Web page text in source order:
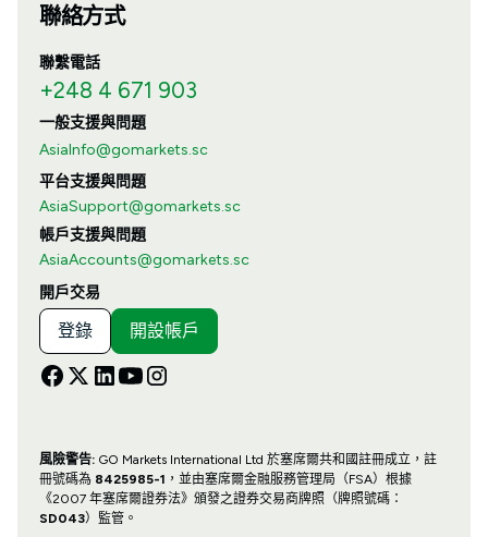
聯絡方式
聯繫電話
+248 4 671 903
一般支援與問題
AsiaInfo@gomarkets.sc
平台支援與問題
AsiaSupport@gomarkets.sc
帳戶支援與問題
AsiaAccounts@gomarkets.sc
開戶交易
登錄 開設帳戶
風險警告:GO Markets International Ltd 於塞席爾共和國註冊成立，註
冊號碼為 8425985-1 ，並由塞席爾金融服務管理局（FSA）根據
《2007 年塞席爾證券法》頒發之證券交易商牌照（牌照號碼：
SD043）監管。